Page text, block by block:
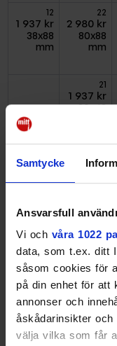
Samtycke
Ansvarsfull
Vi och våra 1022
data, som t.ex. ditt
såsom cookies för
på din enhet för att
annonser och
åskådarinsikter
välja vilka som får
12
1 937 kr
38x88
mm
22
2 980 kr
80x88
mm
21
1 937 kr
80x43
Mitt i Vallentuna. I
om det som berör
Med en annons i
hela19 000läsare
en månad så är det
Mitt i Vallentuna.
Mitt i Vallentuna